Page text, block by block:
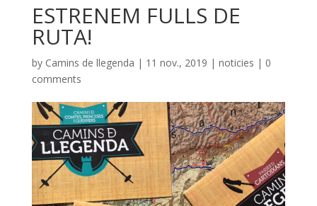
ESTRENEM FULLS DE
RUTA!
by Camins de llegenda | 11 nov., 2019 | noticies | 0
comments